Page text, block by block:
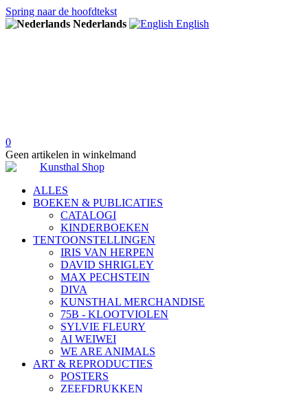
Spring naar de hoofdtekst
Nederlands
English
0
Geen artikelen in winkelmand
ALLES
BOEKEN & PUBLICATIES
CATALOGI
KINDERBOEKEN
TENTOONSTELLINGEN
IRIS VAN HERPEN
DAVID SHRIGLEY
MAX PECHSTEIN
DIVA
KUNSTHAL MERCHANDISE
75B - KLOOTVIOLEN
SYLVIE FLEURY
AI WEIWEI
WE ARE ANIMALS
ART & REPRODUCTIES
POSTERS
ZEEFDRUKKEN